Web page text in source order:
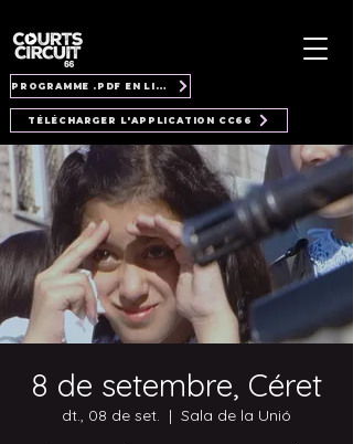
PROGRAMME .PDF EN LIGNE
TÉLÉCHARGER L'APPLICATION CC66
8 de setembre, Céret
dt., 08 de set.
  |
Sala de la Unió